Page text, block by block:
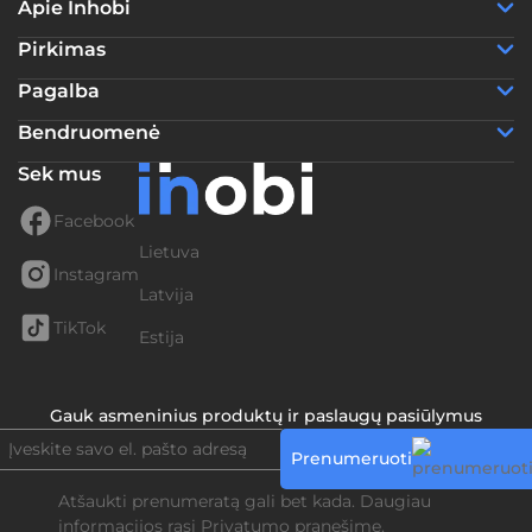
Apie Inhobi
Pirkimas
Pagalba
Bendruomenė
Sek mus
Facebook
Instagram
TikTok
Lietuva
Latvija
Estija
Gauk asmeninius produktų ir paslaugų pasiūlymus
Prenumeruoti
Atšaukti prenumeratą gali bet kada. Daugiau
informacijos rasi Privatumo pranešime.